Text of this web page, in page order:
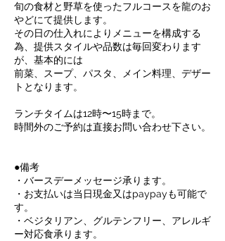
旬の食材と野草を使ったフルコースを龍のお
やどにて提供します。
その日の仕入れによりメニューを構成する
為、提供スタイルや品数は毎回変わります
が、基本的には
前菜、スープ、パスタ、メイン料理、デザー
トとなります。
ランチタイムは12時〜15時まで。
時間外のご予約は直接お問い合わせ下さい。
●備考
・バースデーメッセージ承ります。
・お支払いは当日現金又はpaypayも可能で
す。
・ベジタリアン、グルテンフリー、アレルギ
ー対応食承ります。